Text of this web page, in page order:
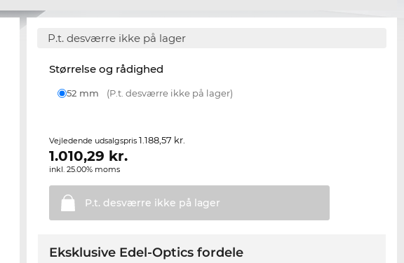
P.t. desværre ikke på lager
Størrelse og rådighed
52 mm (P.t. desværre ikke på lager)
Vejledende udsalgspris1.188,57 kr.
1.010,29 kr.
inkl. 25.00% moms
P.t. desværre ikke på lager
Eksklusive Edel-Optics fordele